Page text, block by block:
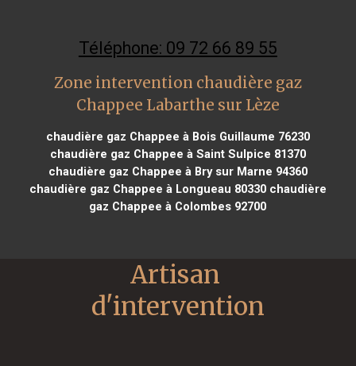
Téléphone: 09 72 66 89 55
Zone intervention chaudière gaz
Chappee Labarthe sur Lèze
chaudière gaz Chappee à Bois Guillaume 76230
chaudière gaz Chappee à Saint Sulpice 81370
chaudière gaz Chappee à Bry sur Marne 94360
chaudière gaz Chappee à Longueau 80330chaudière
gaz Chappee à Colombes 92700
Artisan
d'intervention